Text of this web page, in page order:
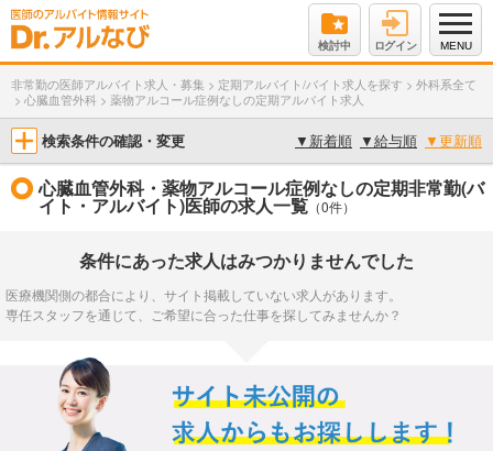
検討中 ログイン MENU
非常勤の医師アルバイト求人・募集 > 定期アルバイト/バイト求人を探す > 外科系全て
> 心臓血管外科 > 薬物アルコール症例なしの定期アルバイト求人
検索条件の確認・変更 ▼ 新着順 ▼給与順 ▼更新順
心臓血管外科・薬物アルコール症例なしの定期非常勤(バ
イト・アルバイト)医師の求人一覧 （0件）
条件にあった求人はみつかりませんでした
医療機関側の都合により、サイト掲載していない求人があります。
専任スタッフを通じて、ご希望に合った仕事を探してみませんか？